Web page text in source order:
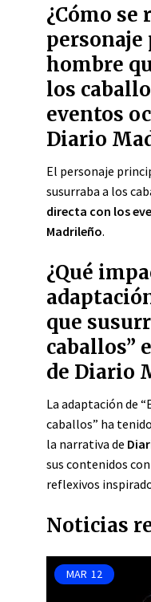
¿Cómo se
personaje
hombre
los
eventos
Diario
El personaje
susurraba a los
directa con los
Madrileño.
¿Qué
que
caballos”
de Diario
La adaptación de
caballos” ha
la narrativa de
sus contenidos
reflexivos
Noticias
MAR 12